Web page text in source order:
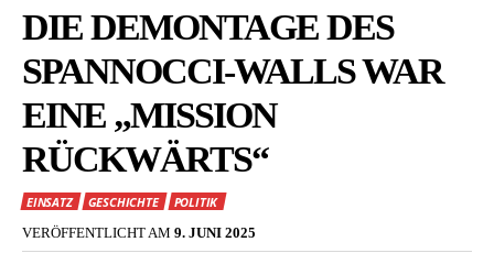
DIE DEMONTAGE DES
SPANNOCCI-WALLS WAR
EINE „MISSION
RÜCKWÄRTS“
EINSATZ GESCHICHTE
POLITIK
VERÖFFENTLICHT AM 9. JUNI 2025